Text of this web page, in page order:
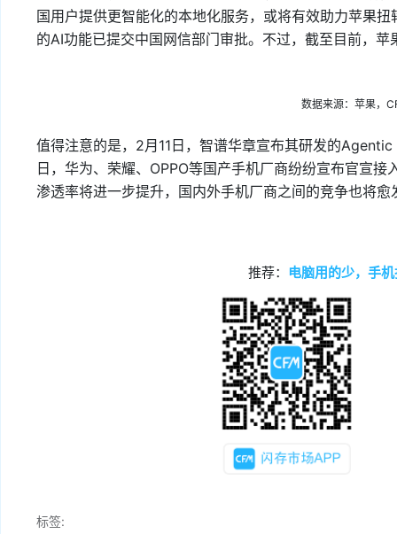
国用户提供更智能化的本地化服务，或将有效助力苹果
的AI功能已提交中国网信部门审批。不过，截至目前，
数据来源：苹果，
值得注意的是，2月11日，智谱华章宣布其研发的
日，华为、荣耀、OPPO等国产手机厂商纷纷宣布官宣
渗透率将进一步提升，国内外手机厂商之间的竞争也将愈
推荐： 电脑用的少，手
标签: